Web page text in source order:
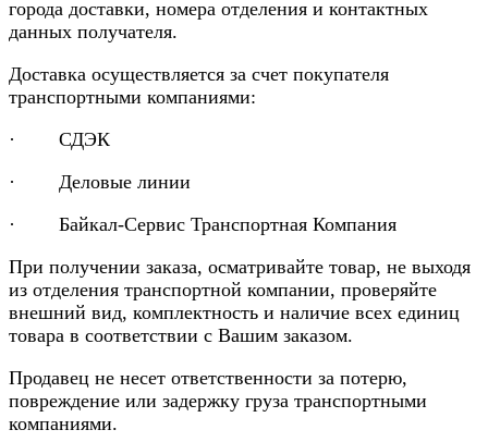
города доставки, номера отделения и контактных
данных получателя.
Доставка осуществляется за счет покупателя
транспортными компаниями:
· СДЭК
· Деловые линии
· Байкал-Сервис Транспортная Компания
При получении заказа, осматривайте товар, не выходя
из отделения транспортной компании, проверяйте
внешний вид, комплектность и наличие всех единиц
товара в соответствии с Вашим заказом.
Продавец не несет ответственности за потерю,
повреждение или задержку груза транспортными
компаниями.